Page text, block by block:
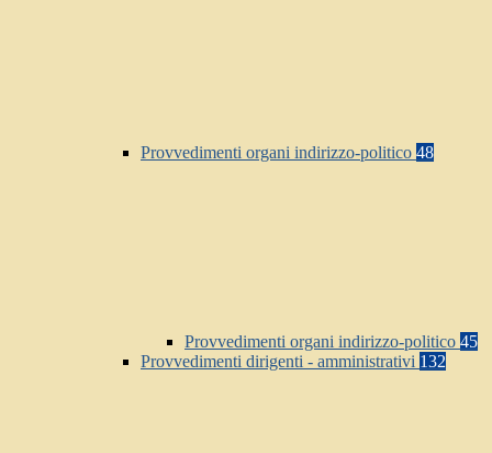
Provvedimenti organi indirizzo-politico 48
Provvedimenti organi indirizzo-politico 45
Provvedimenti dirigenti - amministrativi 132